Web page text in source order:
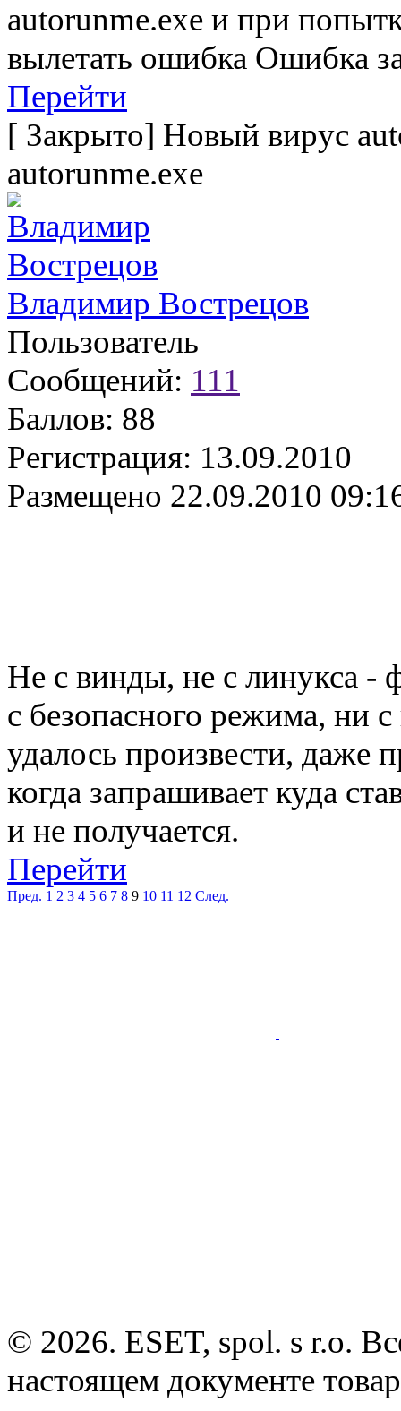
autorunme.exe и при
вылетать ошибка Ошибка
Перейти
[ Закрыто] Новый вирус
autorunme.exe
Владимир Вострецов
Пользователь
Сообщений: 111
Баллов: 88
Регистрация: 13.09.2010
Размещено 22.09.2010
Не с винды, не с линукса -
с безопасного режима, ни
удалось произвести, даже
когда запрашивает куда
и не получается.
Перейти
Пред. 1 2 3 4 5 6 7 8 9 10 11 12 След.
© 2026. ESET, spol. s r.o.
настоящем документе